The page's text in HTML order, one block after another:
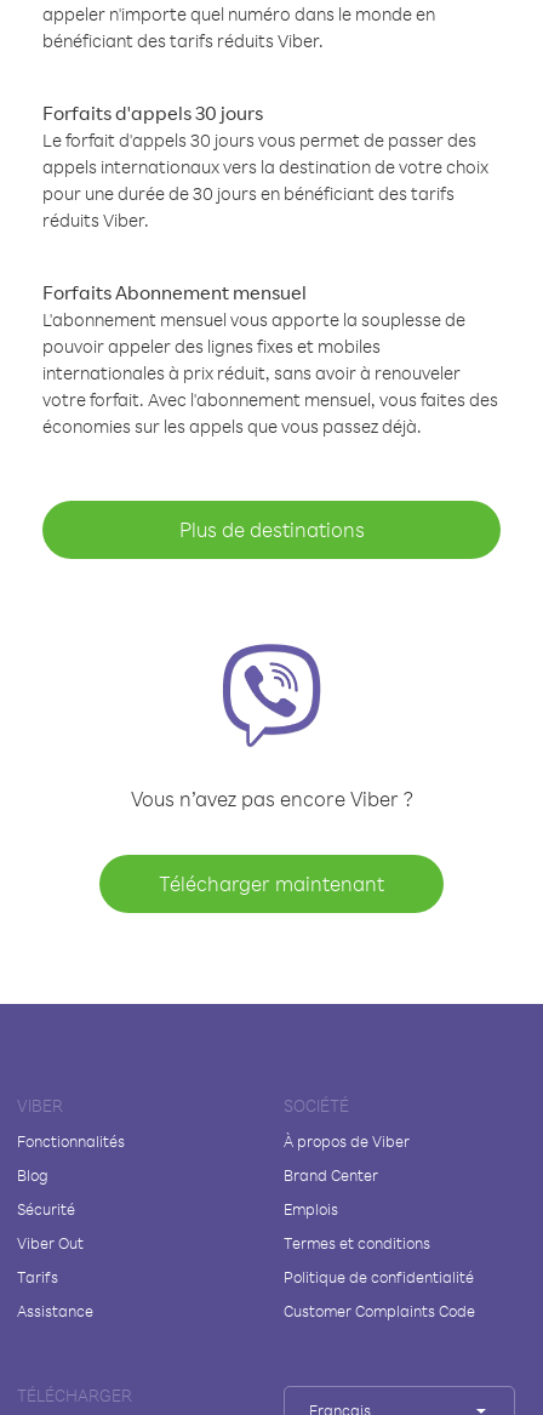
appeler n'importe quel numéro dans le monde en
bénéficiant des tarifs réduits Viber.
Forfaits d'appels 30 jours
Le forfait d'appels 30 jours vous permet de passer des
appels internationaux vers la destination de votre choix
pour une durée de 30 jours en bénéficiant des tarifs
réduits Viber.
Forfaits Abonnement mensuel
L'abonnement mensuel vous apporte la souplesse de
pouvoir appeler des lignes fixes et mobiles
internationales à prix réduit, sans avoir à renouveler
votre forfait. Avec l'abonnement mensuel, vous faites des
économies sur les appels que vous passez déjà.
Plus de destinations
Vous n’avez pas encore Viber ?
Télécharger maintenant
VIBER
Fonctionnalités
Blog
Sécurité
Viber Out
Tarifs
Assistance
SOCIÉTÉ
À propos de Viber
Brand Center
Emplois
Termes et conditions
Politique de confidentialité
Customer Complaints Code
TÉLÉCHARGER
Français